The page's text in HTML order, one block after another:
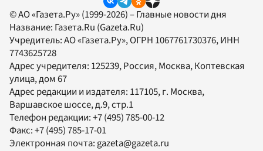
© АО «Газета.Ру» (1999-2026) – Главные новости дня
Название: Газета.Ru (Gazeta.Ru)
Учредитель:АО «Газета.Ру», ОГРН 1067761730376, ИНН
7743625728
Адрес учредителя: 125239, Россия, Москва, Коптевская
улица, дом 67
Адрес редакции и издателя: 117105, г. Москва,
Варшавское шоссе, д.9, стр.1
Телефон редакции:+7 (495) 785-00-12
Факс:+7 (495) 785-17-01
Электронная почта: gazeta@gazeta.ru